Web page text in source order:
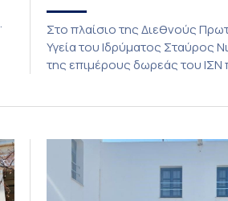
Στο πλαίσιο της Διεθνούς
Υγεία του Ιδρύματος Σταύρος
της επιμέρους δωρεάς του
Τμήματος καθηγητή Παύλο
αντιπρόεδρο κ. Δάφνη
στο John Hopkins University